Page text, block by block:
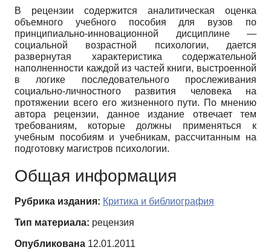
В рецензии содержится аналитическая оценка
объемного учебного пособия для вузов по
принципиально-инновационной дисциплине —
социальной возрастной психологии, дается
развернутая характеристика содержательной
наполненности каждой из частей книги, выстроенной
в логике последовательного прослеживания
социально-личностного развития человека на
протяжении всего его жизненного пути. По мнению
автора рецензии, данное издание отвечает тем
требованиям, которые должны применяться к
учебным пособиям и учебникам, рассчитанным на
подготовку магистров психологии.
Общая информация
Рубрика издания: Критика и библиография
Тип материала: рецензия
Опубликована 12.01.2011